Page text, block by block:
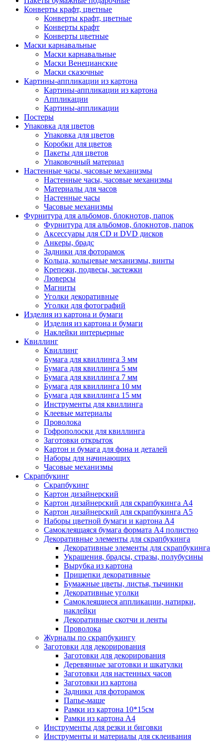
Конверты крафт, цветные
Конверты крафт, цветные
Конверты крафт
Конверты цветные
Маски карнавальные
Маски карнавальные
Маски Венецианские
Маски сказочные
Картины-аппликации из картона
Картины-аппликации из картона
Аппликации
Картины-аппликации
Постеры
Упаковка для цветов
Упаковка для цветов
Коробки для цветов
Пакеты для цветов
Упаковочный материал
Настенные часы, часовые механизмы
Настенные часы, часовые механизмы
Материалы для часов
Настенные часы
Часовые механизмы
Фурнитура для альбомов, блокнотов, папок
Фурнитура для альбомов, блокнотов, папок
Аксессуары для CD и DVD дисков
Анкеры, брадс
Задники для фоторамок
Кольца, кольцевые механизмы, винты
Крепежи, подвесы, застежки
Люверсы
Магниты
Уголки декоративные
Уголки для фотографий
Изделия из картона и бумаги
Изделия из картона и бумаги
Наклейки интерьерные
Квиллинг
Квиллинг
Бумага для квиллинга 3 мм
Бумага для квиллинга 5 мм
Бумага для квиллинга 7 мм
Бумага для квиллинга 10 мм
Бумага для квиллинга 15 мм
Инструменты для квиллинга
Клеевые материалы
Проволока
Гофрополоски для квиллинга
Заготовки открыток
Картон и бумага для фона и деталей
Наборы для начинающих
Часовые механизмы
Скрапбукинг
Скрапбукинг
Картон дизайнерский
Картон дизайнерский для скрапбукинга А4
Картон дизайнерский для скрапбукинга А5
Наборы цветной бумаги и картона А4
Самоклеящаяся бумага формата А4 полистно
Декоративные элементы для скрапбукинга
Декоративные элементы для скрапбукинга
Украшения, брадсы, стразы, полубусины
Вырубка из картона
Прищепки декоративные
Бумажные цветы, листья, тычинки
Декоративные уголки
Самоклеящиеся аппликации, натирки,
наклейки
Декоративные скотчи и ленты
Проволока
Журналы по скрапбукингу
Заготовки для декорирования
Заготовки для декорирования
Деревянные заготовки и шкатулки
Заготовки для настенных часов
Заготовки из картона
Задники для фоторамок
Папье-маше
Рамки из картона 10*15см
Рамки из картона А4
Инструменты для резки и биговки
Инструменты и материалы для склеивания